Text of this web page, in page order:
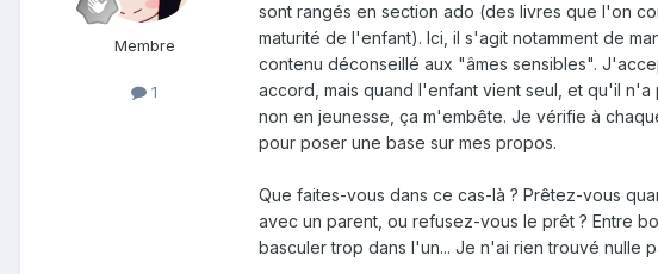
Membre
1
sont rangés en section ado (des livres que l'on
maturité de l'enfant). Ici, il s'agit notamment de
contenu déconseillé aux "âmes sensibles".
accord, mais quand l'enfant vient seul, et qu'il
non en jeunesse, ça m'embête. Je vérifie à
pour poser une base sur mes propos.
Que faites-vous dans ce cas-là ? Prêtez-vous
avec un parent, ou refusez-vous le prêt ? Entre
basculer trop dans l'un... Je n'ai rien trouvé nulle